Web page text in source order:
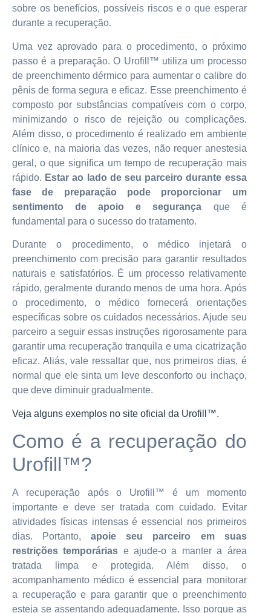
sobre os benefícios, possíveis riscos e o que esperar
durante a recuperação.
Uma vez aprovado para o procedimento, o próximo
passo é a preparação. O Urofill™ utiliza um processo
de preenchimento dérmico para aumentar o calibre do
pênis de forma segura e eficaz. Esse preenchimento é
composto por substâncias compatíveis com o corpo,
minimizando o risco de rejeição ou complicações.
Além disso, o procedimento é realizado em ambiente
clínico e, na maioria das vezes, não requer anestesia
geral, o que significa um tempo de recuperação mais
rápido. Estar ao lado de seu parceiro durante essa
fase de preparação pode proporcionar um
sentimento de apoio e segurança que é
fundamental para o sucesso do tratamento.
Durante o procedimento, o médico injetará o
preenchimento com precisão para garantir resultados
naturais e satisfatórios. É um processo relativamente
rápido, geralmente durando menos de uma hora. Após
o procedimento, o médico fornecerá orientações
específicas sobre os cuidados necessários. Ajude seu
parceiro a seguir essas instruções rigorosamente para
garantir uma recuperação tranquila e uma cicatrização
eficaz. Aliás, vale ressaltar que, nos primeiros dias, é
normal que ele sinta um leve desconforto ou inchaço,
que deve diminuir gradualmente.
Veja alguns exemplos no site oficial da Urofill™.
Como é a recuperação do
Urofill™?
A recuperação após o Urofill™ é um momento
importante e deve ser tratada com cuidado. Evitar
atividades físicas intensas é essencial nos primeiros
dias. Portanto,apoie seu parceiro em suas
restrições temporárias e ajude-o a manter a área
tratada limpa e protegida. Além disso, o
acompanhamento médico é essencial para monitorar
a recuperação e para garantir que o preenchimento
esteja se assentando adequadamente. Isso porque as